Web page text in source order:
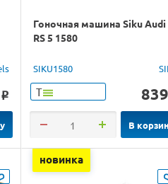
o
Гоночная машина Siku Audi
RS 5 1580
SIKU1580
Т 839
В
новинка